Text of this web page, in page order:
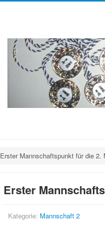
Erster Mannschaftspunkt für die 2.
Erster
Kategorie: Mannschaft 2